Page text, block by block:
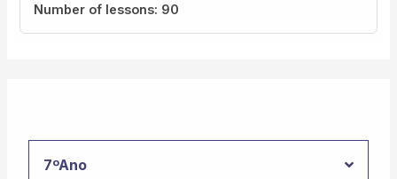
7ºAno
Number of lessons: 90